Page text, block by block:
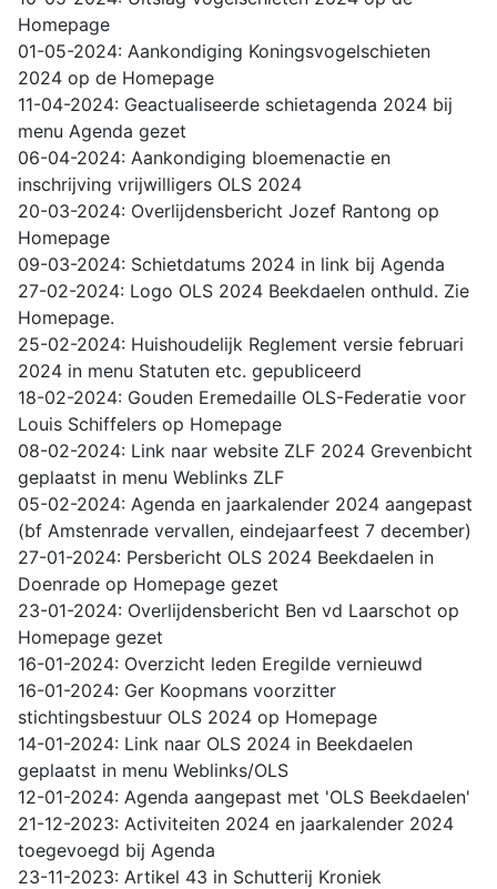
Homepage
01-05-2024: Aankondiging Koningsvogelschieten
2024 op de Homepage
11-04-2024: Geactualiseerde schietagenda 2024 bij
menu Agenda gezet
06-04-2024: Aankondiging bloemenactie en
inschrijving vrijwilligers OLS 2024
20-03-2024: Overlijdensbericht Jozef Rantong op
Homepage
09-03-2024: Schietdatums 2024 in link bij Agenda
27-02-2024: Logo OLS 2024 Beekdaelen onthuld. Zie
Homepage.
25-02-2024: Huishoudelijk Reglement versie februari
2024 in menu Statuten etc. gepubliceerd
18-02-2024: Gouden Eremedaille OLS-Federatie voor
Louis Schiffelers op Homepage
08-02-2024: Link naar website ZLF 2024 Grevenbicht
geplaatst in menu Weblinks ZLF
05-02-2024: Agenda en jaarkalender 2024 aangepast
(bf Amstenrade vervallen, eindejaarfeest 7 december)
27-01-2024: Persbericht OLS 2024 Beekdaelen in
Doenrade op Homepage gezet
23-01-2024: Overlijdensbericht Ben vd Laarschot op
Homepage gezet
16-01-2024: Overzicht leden Eregilde vernieuwd
16-01-2024: Ger Koopmans voorzitter
stichtingsbestuur OLS 2024 op Homepage
14-01-2024: Link naar OLS 2024 in Beekdaelen
geplaatst in menu Weblinks/OLS
12-01-2024: Agenda aangepast met 'OLS Beekdaelen'
21-12-2023: Activiteiten 2024 en jaarkalender 2024
toegevoegd bij Agenda
23-11-2023: Artikel 43 in Schutterij Kroniek